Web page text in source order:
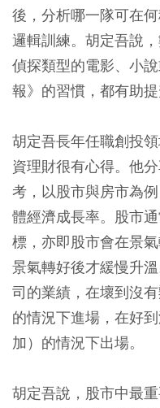
後，分析哪一隊可在
邏輯訓練。胡定吾說
偵探類型的電影、小
報》的習慣，都有助提
胡定吾長年任職創投
資理財很有心得。他
考，以股市與房市為
體經濟成長率。股市
標，亦即股市會在景
景氣轉好後才緩慢升
司的業績，在壞到沒
的情況下進場，在好
加）的情況下出場。
胡定吾說，股市中最